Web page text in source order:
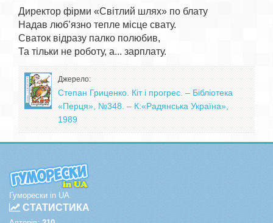
Директор фірми «Світлий шлях» по блату
Надав люб’язно тепле місце свату.
Сваток відразу палко полюбив,
Джерело:
Степан Гриценко. Кіт і прогрес. – Бібліотека
«Перця», №348. – К:«Радянська Україна»,
1989
Гуморески in UA
СТАТИСТИКА